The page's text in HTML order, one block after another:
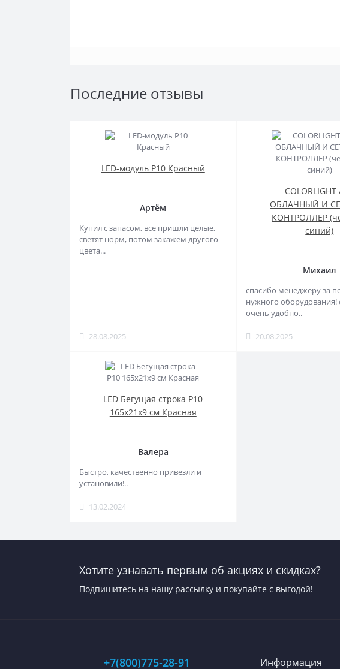
Последние отзывы
LED-модуль P10 Красный
Артём
Купил с запасом, все пришли целые,
светят норм, потом закажем другого
цвета...
28.08.2025
COLORLIGHT
ОБЛАЧНЫЙ И
КОНТРОЛЛЕР
синий)
Михаил
спасибо менеджеру за
нужного оборудования!
очень удобно..
20.08.2025
LED Бегущая строка Р10
165x21x9 см Красная
Валера
Быстро, качественно привезли и
установили!..
13.02.2024
Хотите узнавать первым об акциях и скидках?
Подпишитесь на нашу рассылку и покупайте с выгодой!
+7(800)775-28-91 Информация